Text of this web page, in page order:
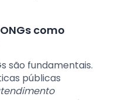
como
são fundamentais.
públicas